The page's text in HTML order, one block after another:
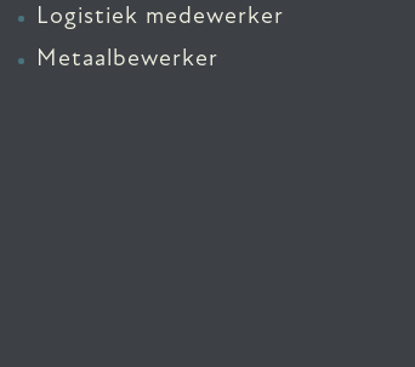
Logistiek medewerker
Metaalbewerker